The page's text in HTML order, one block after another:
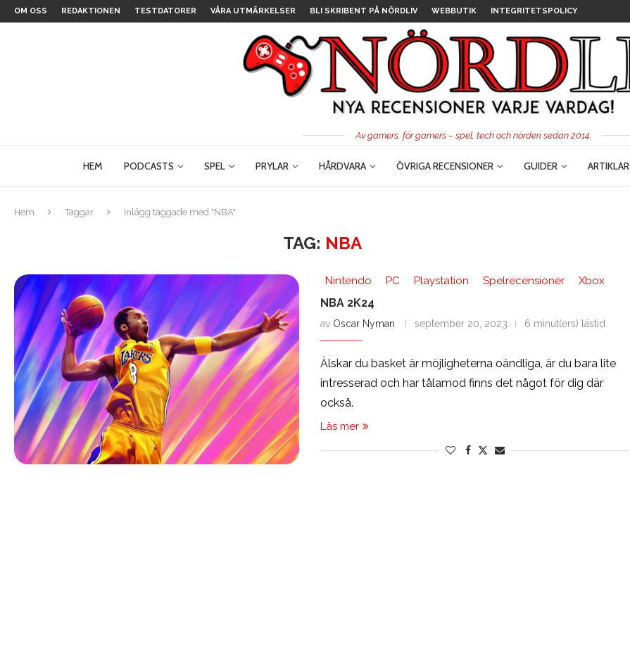
OM OSS REDAKTIONEN TESTDATORER VÅRA UTMÄRKELSER BLI SKRIBENT PÅ NÖRDLIV WEBBUTIK INTEGRITETSPOLICY
Av gamers, för gamers – spel, tech och nörderi sedan 2014.
HEM PODCASTS SPEL PRYLAR HÅRDVARA ÖVRIGA RECENSIONER GUIDER ARTIKLAR
Hem Taggar Inlägg taggade med "NBA"
TAG: NBA
Nintendo PC Playstation Spelrecensioner Xbox
NBA 2K24
av Oscar Nyman september 20, 2023 6 minut(ers) lästid
Älskar du basket är möjligheterna oändliga, är du bara lite
intresserad och har tålamod finns det något för dig där
också.
Läs mer